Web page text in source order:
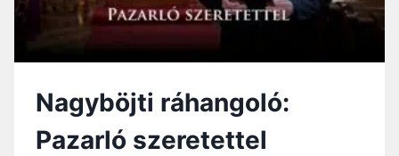
Nagyböjti ráhangoló:
Pazarló szeretettel